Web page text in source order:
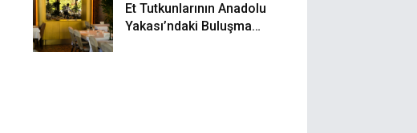
Et Tutkunlarının Anadolu
Yakası’ndaki Buluşma